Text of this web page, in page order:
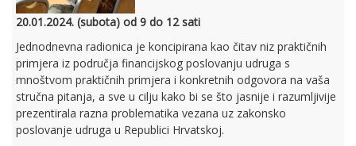
20.01.2024. (subota) od 9 do 12 sati
Jednodnevna radionica je koncipirana kao čitav niz praktičnih
primjera iz područja financijskog poslovanju udruga s
mnoštvom praktičnih primjera i konkretnih odgovora na vaša
stručna pitanja, a sve u cilju kako bi se što jasnije i razumljivije
prezentirala razna problematika vezana uz zakonsko
poslovanje udruga u Republici Hrvatskoj.